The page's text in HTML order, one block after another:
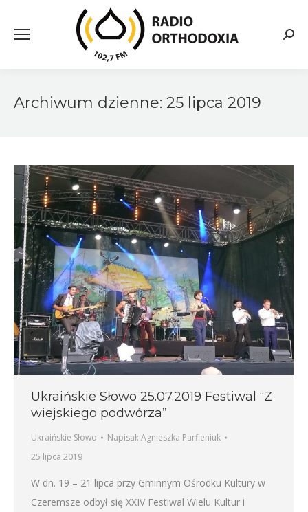
Archiwum dzienne: 25 lipca 2019
Ukraińskie Słowo 25.07.2019 Festiwal “Z
wiejskiego podwórza”
Ukraińskie Słowo Napisał: Agnieszka Parfieniuk
25 lipca 2019
W dn. 19 – 21 lipca przy Gminnym Ośrodku Kultury w
Czeremsze odbył się XXIV Festiwal Wielu Kultur i